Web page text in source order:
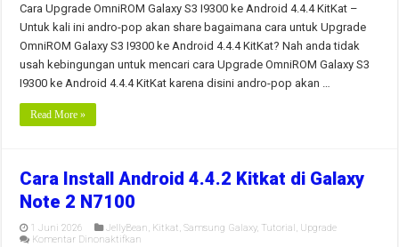
Upgrade
OmniROM
Galaxy
S3
I9300
ke
Android
4.4.4
Cara Upgrade OmniROM Galaxy S3 I9300 ke Android 4.4.4 KitKat –
Untuk kali ini andro-pop akan share bagaimana cara untuk Upgrade
OmniROM Galaxy S3 I9300 ke Android 4.4.4 KitKat? Nah anda tidak
usah kebingungan untuk mencari cara Upgrade OmniROM Galaxy S3
I9300 ke Android 4.4.4 KitKat karena disini andro-pop akan …
Read More »
Cara Install Android 4.4.2 Kitkat di Galaxy
Note 2 N7100
1 Juni 2026 JellyBean, Kitkat,Samsung Galaxy, Tutorial, Upgrade
Komentar Dinonaktifkan